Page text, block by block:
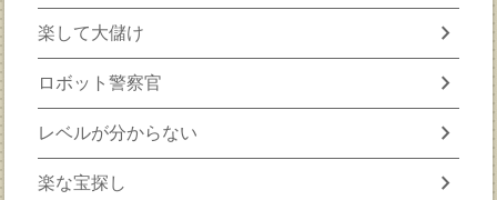
楽して大儲け chevron_right
ロボット警察官 chevron_right
レベルが分からない chevron_right
楽な宝探し chevron_right